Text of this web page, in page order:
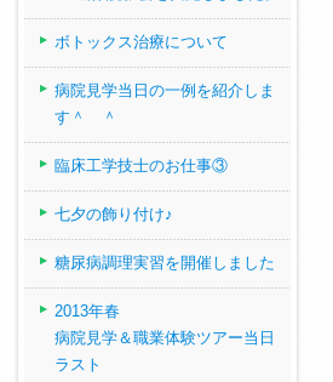
ボトックス治療について
病院見学当日の一例を紹介しま
す＾ ＾
臨床工学技士のお仕事③
七夕の飾り付け♪
糖尿病調理実習を開催しました
2013年春
病院見学＆職業体験ツアー当日
ラスト